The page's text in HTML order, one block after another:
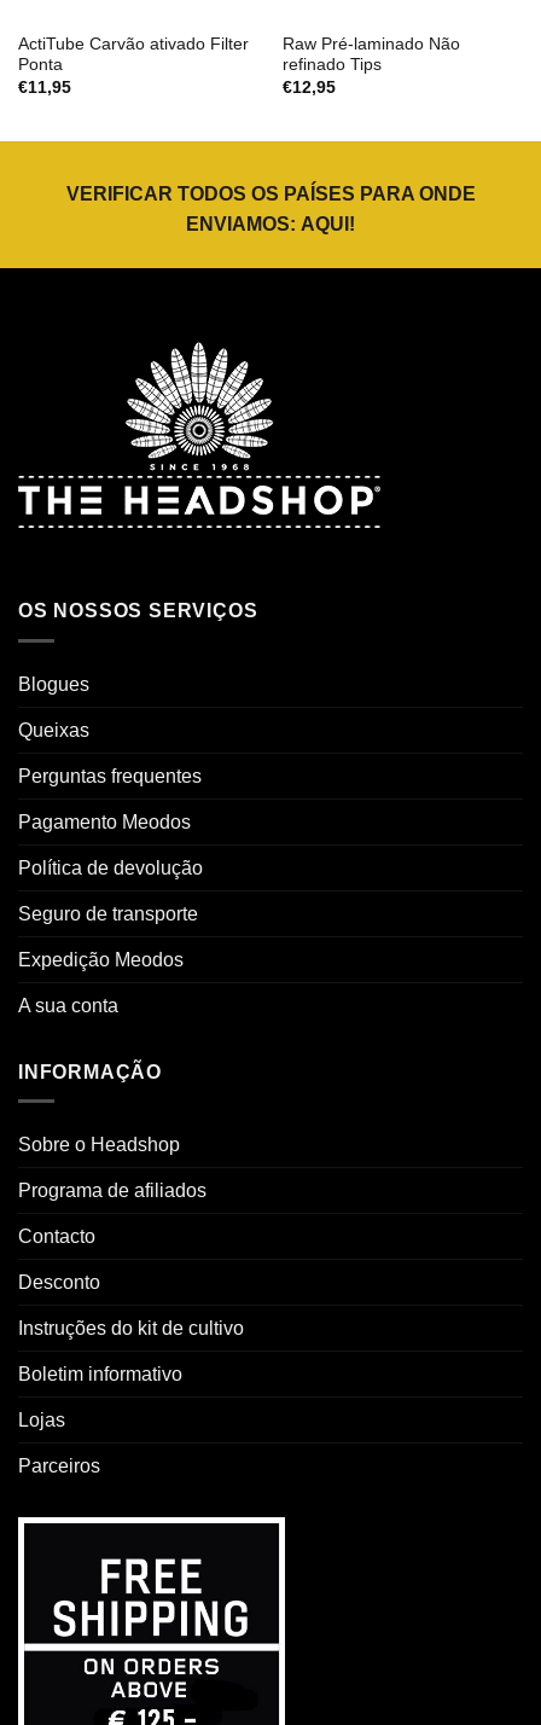
ActiTube Carvão ativado Filter
Ponta
€11,95
Raw Pré-laminado Não
refinado Tips
€12,95
VERIFICAR TODOS OS PAÍSES PARA ONDE
ENVIAMOS: AQUI !
OS NOSSOS SERVIÇOS
Blogues
Queixas
Perguntas frequentes
Pagamento Meodos
Política de devolução
Seguro de transporte
Expedição Meodos
A sua conta
INFORMAÇÃO
Sobre o Headshop
Programa de afiliados
Contacto
Desconto
Instruções do kit de cultivo
Boletim informativo
Lojas
Parceiros